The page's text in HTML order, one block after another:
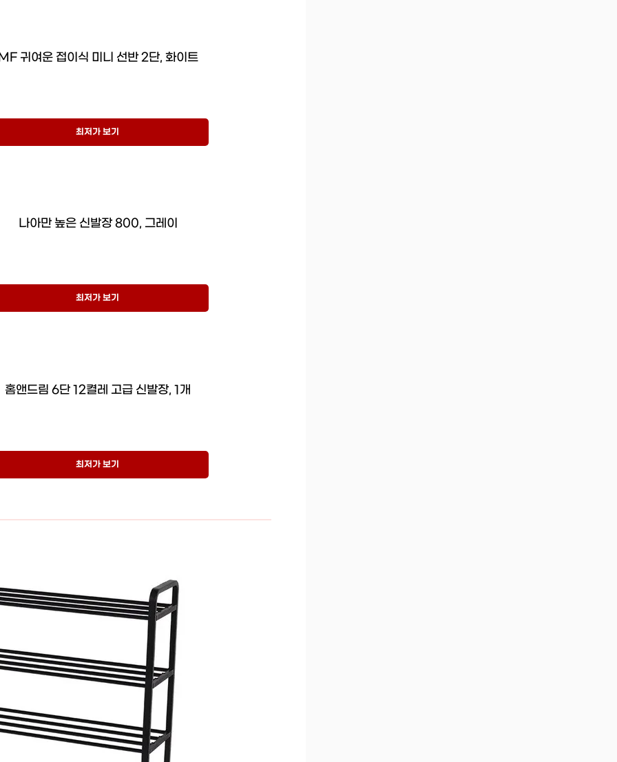
귀여운 접이식 미니 선반 2단, 화이트
최저가 보기
나아만 높은 신발장 800, 그레이
최저가 보기
홈앤드림 6단 12켤레 고급 신발장, 1개
최저가 보기